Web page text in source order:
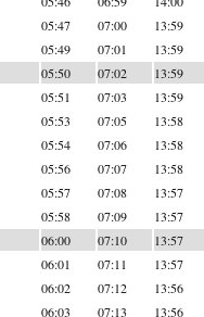
05:47 07:00 13:59
05:49 07:01 13:59
05:50 07:02 13:59
05:51 07:03 13:59
05:53 07:05 13:58
05:54 07:06 13:58
05:56 07:07 13:58
05:57 07:08 13:57
05:58 07:09 13:57
06:00 07:10 13:57
06:01 07:11 13:57
06:02 07:12 13:56
06:03 07:13 13:56